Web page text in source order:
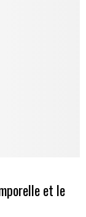
et le